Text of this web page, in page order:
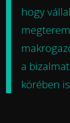
hogy
a
körében